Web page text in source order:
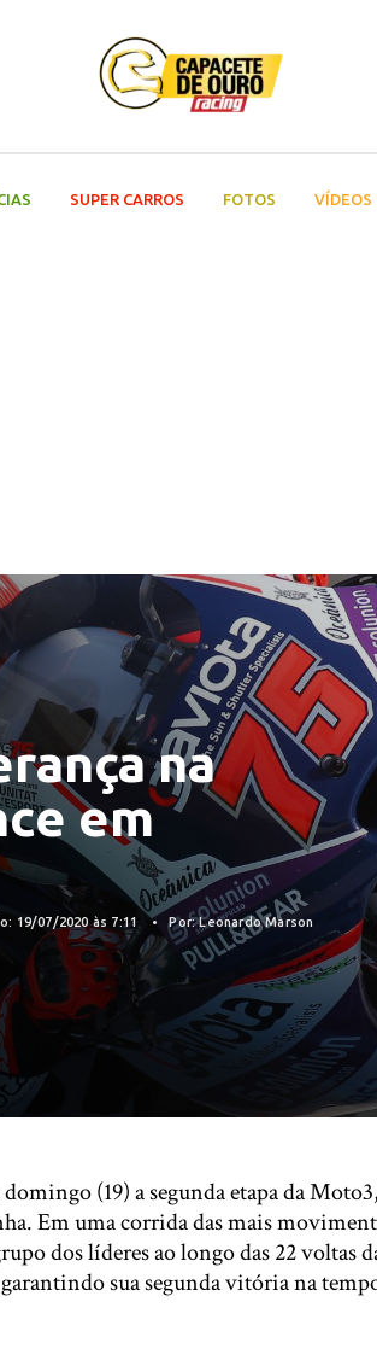
SUPER CARROS FOTOS VÍDEOS
na
em
19/07/2020 às 7:11 Por: Leonardo Marson
(19) a segunda etapa da
Em uma corrida das mais
dos líderes ao longo das 22 voltas
sua segunda vitória na